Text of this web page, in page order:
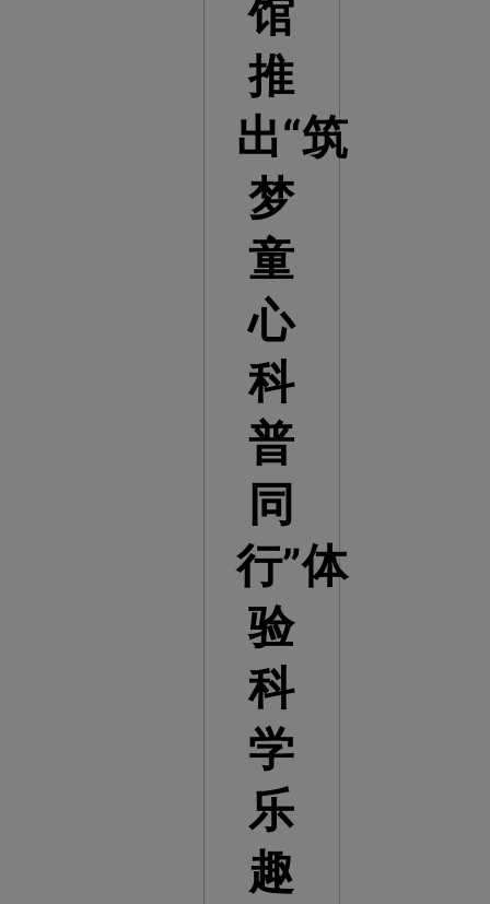
馆
推
出“筑
梦
童
心
科
普
同
行”体
验
科
学
乐
趣